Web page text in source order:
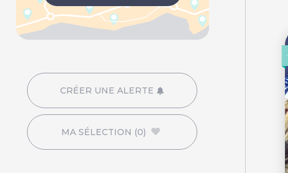
CRÉER UNE ALERTE
MA SÉLECTION (0)